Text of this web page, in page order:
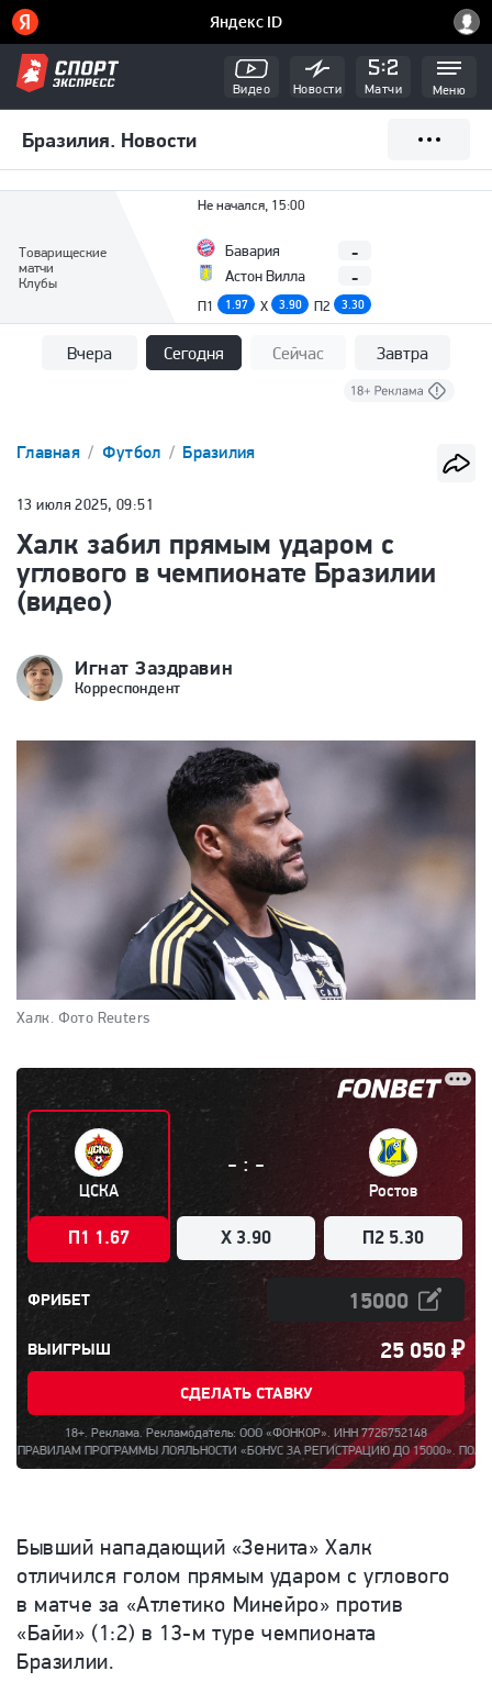
Видео Новости Матчи Меню
Бразилия. Новости
Товарищеские
матчи
Клубы
Не начался, 15:00
Бавария
Астон Вилла
-
-
П1 1.97 X 3.90 П2 3.30
Вчера Сегодня Сейчас Завтра
Главная Футбол Бразилия
13 июля 2025, 09:51
Халк забил прямым ударом с
углового в чемпионате Бразилии
(видео)
Игнат Заздравин
Корреспондент
Халк. Фото Reuters
ЦСКА
П1 1.67
- : -
X 3.90
Ростов
П2 5.30
ФРИБЕТ
ВЫИГРЫШ 25 050₽
СДЕЛАТЬ СТАВКУ
18+. Реклама. Рекламодатель: ООО «ФОНКОР». ИНН 7726752148
ЛОЯЛЬНОСТИ «БОНУС ЗА РЕГИСТРАЦИЮ ДО 15000». ПОЛНАЯ
Бывший нападающий «Зенита» Халк
отличился голом прямым ударом с углового
в матче за «Атлетико Минейро» против
«Байи» (1:2) в 13-м туре чемпионата
Бразилии.